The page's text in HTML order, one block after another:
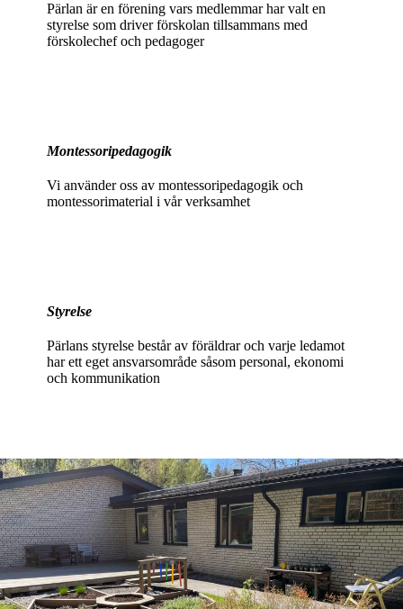
Pärlan är en förening vars medlemmar har valt en
styrelse som driver förskolan tillsammans med
förskolechef och pedagoger
Montessoripedagogik
Vi använder oss av montessoripedagogik och
montessorimaterial i vår verksamhet
Styrelse
Pärlans styrelse består av föräldrar och varje ledamot
har ett eget ansvarsområde såsom personal, ekonomi
och kommunikation